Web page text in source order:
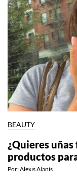
BEAUTY
¿Quieres
productos
Por:Alexis Alanís